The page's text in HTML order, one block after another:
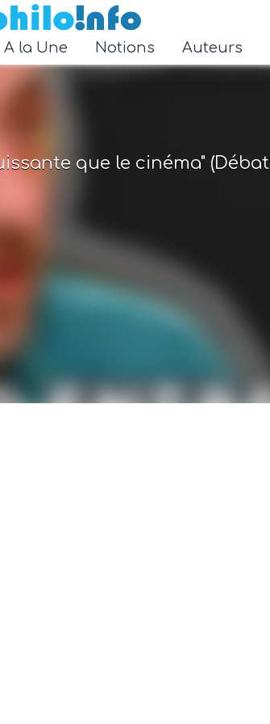
au contenu principal
que le cinéma" (Débat
A la Une Notions Auteurs